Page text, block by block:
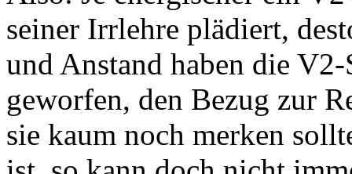
seiner Irrlehre plädiert,
und Anstand haben die
geworfen, den Bezug zur
sie kaum noch merken